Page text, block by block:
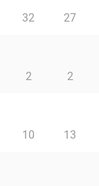
32 27
2 2
10 13